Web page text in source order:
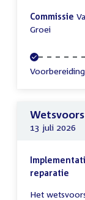
Commissie
Groei
Voltooid:
Voorbereiding
13 juli 2026
reparatie
Het